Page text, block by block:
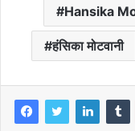
Hansika
हंसिका मोटवानी